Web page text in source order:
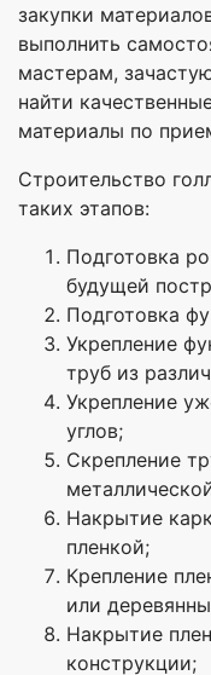
закупки
выполнить
мастерам,
найти
материалы по
Строительство
таких этапов:
Подготовка
будущей
Подготовка
Укрепление
труб из
Укрепление
углов;
Скрепление
Накрытие
пленкой;
Крепление
или
Накрытие
конструкции;